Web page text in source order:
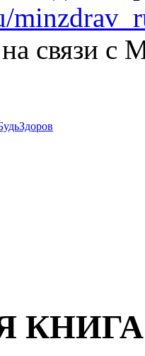
на связи с
КНИГА